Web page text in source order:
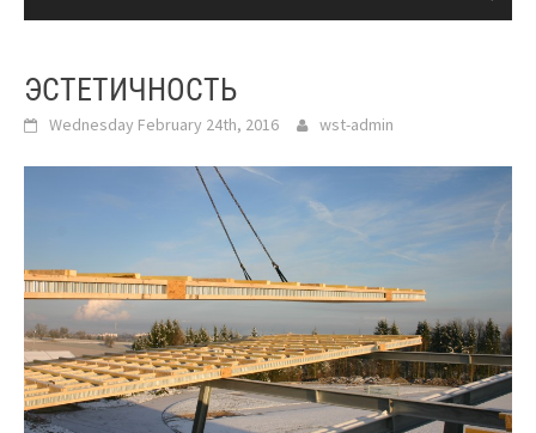
ЭСТЕТИЧНОСТЬ
Wednesday February 24th, 2016 wst-admin